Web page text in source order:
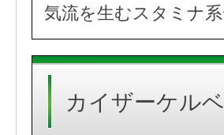
気流を生むスタミナ
カイザーケル